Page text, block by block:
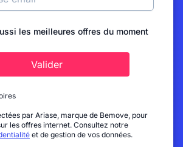
les meilleures offres du moment
Valider
par Ariase, marque de Bemove, pour
les offres internet. Consultez notre
et de gestion de vos données.